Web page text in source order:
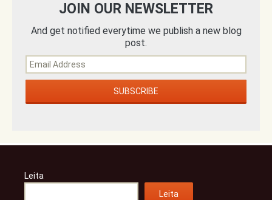
JOIN OUR NEWSLETTER
And get notified everytime we publish a new blog
post.
Leita
Leita